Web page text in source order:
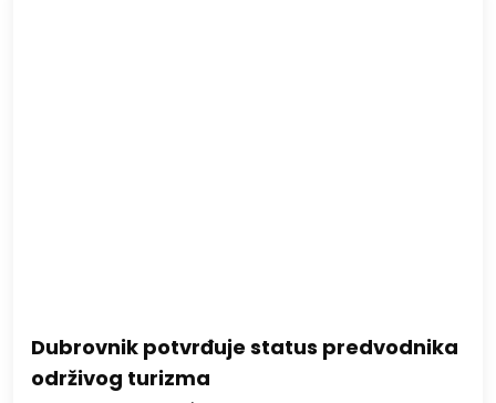
Dubrovnik potvrđuje status predvodnika
održivog turizma